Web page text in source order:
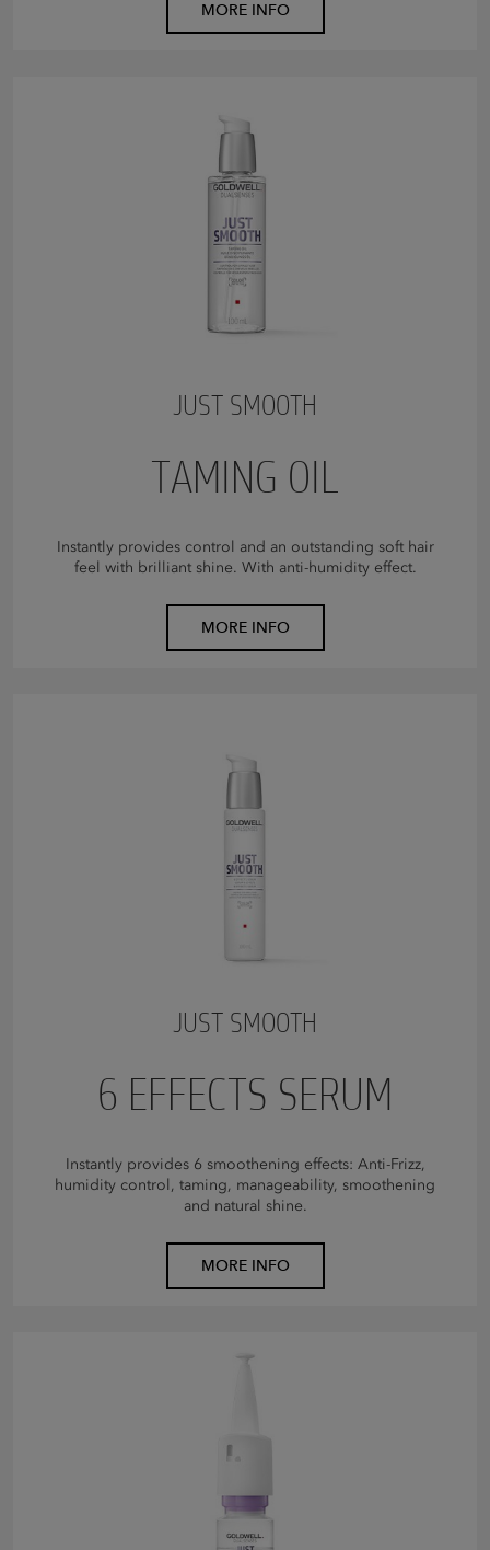
MORE INFO
JUST SMOOTH
TAMING OIL
Instantly provides control and an outstanding soft hair
feel with brilliant shine. With anti-humidity effect.
MORE INFO
JUST SMOOTH
6 EFFECTS SERUM
Instantly provides 6 smoothening effects: Anti-Frizz,
humidity control, taming, manageability, smoothening
and natural shine.
MORE INFO